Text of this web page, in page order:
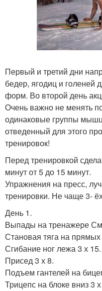
Первый и третий дни
бедер, ягодиц и голеней
форм. Во второй день
Очень важно не менять
одинаковые группы мышц
отведенный для этого
тренировок!
Перед тренировкой
минут от 5 до 15 минут.
Упражнения на пресс,
тренировки. Не чаще 3-
День 1.
Выпады на тренажере
Становая тяга на
Сгибание ног лежа 3 х 15.
Присед 3 х 8.
Подъем гантелей на
Трицепс на блоке вниз 3